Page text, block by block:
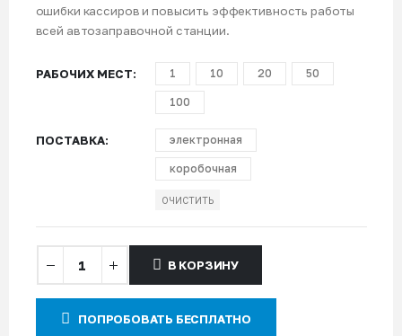
ошибки кассиров и повысить эффективность работы
всей автозаправочной станции.
РАБОЧИХ МЕСТ 1 10 20 50
100
ПОСТАВКА электронная
коробочная
ОЧИСТИТЬ
В КОРЗИНУ
ПОПРОБОВАТЬ БЕСПЛАТНО